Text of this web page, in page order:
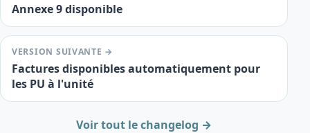
Annexe 9 disponible
VERSION SUIVANTE →
Factures disponibles automatiquement pour
les PU à l'unité
Voir tout le changelog →